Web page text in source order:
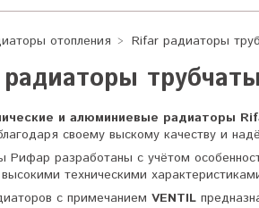
отопления Rifar радиаторы
и алюминиевые радиаторы
своему выскому качеству и
Рифар разработаны с учётом
техническими
с примечанием VENTIL